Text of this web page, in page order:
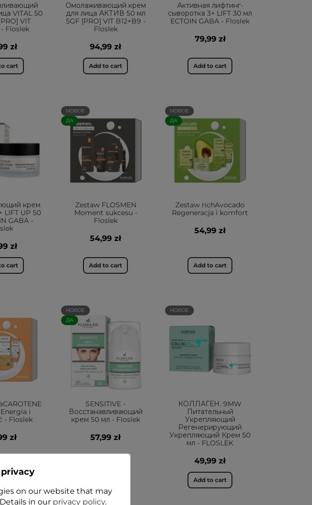
VITAL 50
VIT
Floslek
zł
cart
Омолаживающий крем
для лица АКТИВ 50 мл
5GF [PRO] VIT B12+B9 -
Floslek
94,99 zł
Add to cart
Активная лифтинг-
сыворотка 3× LIFT 30 мл
ECTOIN GABA - Floslek
79,99 zł
Add to cart
крем
LIFT UP 50
GABA -
zł
cart
НОВОЕ
ДА
Zestaw FLOSMEN
Moment sukcesu -
Floslek
54,99 zł
Add to cart
НОВОЕ
ДА
Zestaw richAvocado
Regeneracja i komfort
54,99 zł
Add to cart
i
- Floslek
zł
НОВОЕ
ДА
SENSITIVE -
Восстанавливающий
крем 50 мл - Floslek
57,99 zł
НОВОЕ
КОЛЛАГЕН. 9MW
Питательный
Укрепляющий
Регенерирующий
Укрепляющий Крем 50
мл - FLOSLEK
49,99 zł
Add to cart
on our website that may
in our privacy policy.